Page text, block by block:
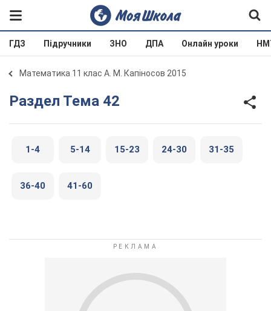
ГДЗ Підручники ЗНО ДПА Онлайн уроки
Математика 11 клас А. М. Капіносов 2015
Раздел Тема 42
1-4 5-14 15-23 24-30 31-35
36-40 41-60